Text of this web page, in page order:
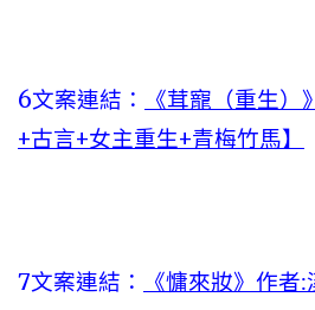
6文案連結：
《茸寵（重生
+古言+女主重生+青梅竹馬】
7文案連結：
《慵來妝》作者